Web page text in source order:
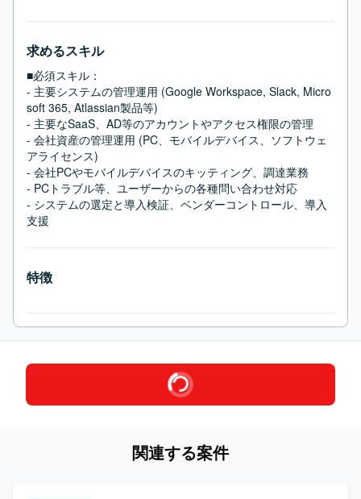
求めるスキル
■必須スキル：
- 主要システムの管理運用 (Google Workspace, Slack, Micro
soft 365, Atlassian製品等)
- 主要なSaaS、AD等のアカウントやアクセス権限の管理
- 会社資産の管理運用 (PC、モバイルデバイス、ソフトウェ
アライセンス)
- 会社PCやモバイルデバイスのキッティング、調達業務
- PCトラブル等、ユーザーからの各種問い合わせ対応
- システムの選定と導入検証、ベンダーコントロール、導入
支援
特徴
関連する案件